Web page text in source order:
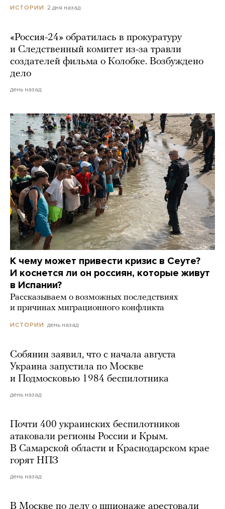
ИСТОРИИ 2 дня назад
«Россия-24» обратилась в прокуратуру
и Следственный комитет из-за травли
создателей фильма о Колобке. Возбуждено
дело
день назад
К чему может привести кризис в Сеуте?
И коснется ли он россиян, которые живут
в Испании?
Рассказываем о возможных последствиях
и причинах миграционного конфликта
ИСТОРИИ день назад
Собянин заявил, что с начала августа
Украина запустила по Москве
и Подмосковью 1984 беспилотника
день назад
Почти 400 украинских беспилотников
атаковали регионы России и Крым.
В Самарской области и Краснодарском крае
горят НПЗ
день назад
В Москве по делу о шпионаже арестовали